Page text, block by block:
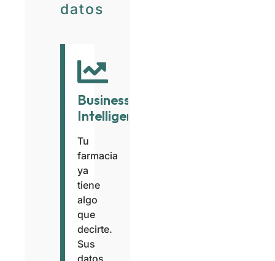
datos
Business
Intelligence
Tu
farmacia
ya
tiene
algo
que
decirte.
Sus